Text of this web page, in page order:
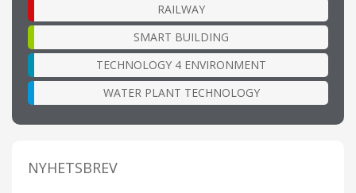
RAILWAY
SMART BUILDING
TECHNOLOGY 4 ENVIRONMENT
WATER PLANT TECHNOLOGY
NYHETSBREV